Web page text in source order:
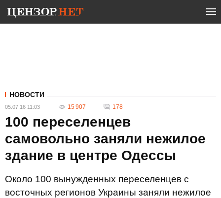
НОВОСТИ
05.07.16 11:03 15 907 178
100 переселенцев
самовольно заняли нежилое
здание в центре Одессы
Около 100 вынужденных переселенцев с
восточных регионов Украины заняли нежилое